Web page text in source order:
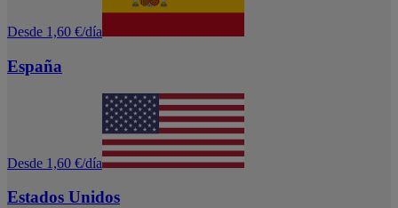
Desde 1,60 €/día
España
Desde 1,60 €/día
Estados Unidos